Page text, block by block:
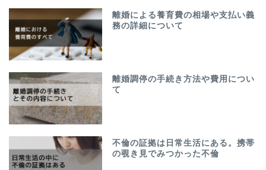
離婚による養育費の相場や支払い義
務の詳細について
離婚調停の手続き方法や費用につい
て
不倫の証拠は日常生活にある。携帯
の覗き見でみつかった不倫